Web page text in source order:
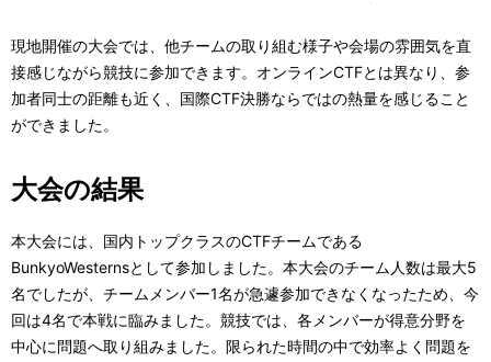
現地開催の大会では、他チームの取り組む様子や会場の雰囲気を直
接感じながら競技に参加できます。オンラインCTFとは異なり、参
加者同士の距離も近く、国際CTF決勝ならではの熱量を感じること
ができました。
大会の結果
本大会には、国内トップクラスのCTFチームである
BunkyoWesternsとして参加しました。本大会のチーム人数は最大5
名でしたが、チームメンバー1名が急遽参加できなくなったため、今
回は4名で本戦に臨みました。競技では、各メンバーが得意分野を
中心に問題へ取り組みました。限られた時間の中で効率よく問題を